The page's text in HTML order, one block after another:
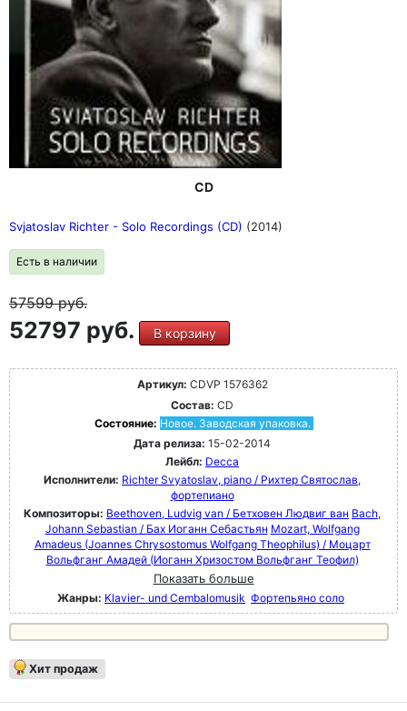
CD
Svjatoslav Richter - Solo Recordings (CD) (2014)
Есть в наличии
57599руб.
52797 руб. В корзину
Артикул: CDVP 1576362
Состав: CD
Состояние: Новое. Заводская упаковка.
Дата релиза: 15-02-2014
Лейбл: Decca
Исполнители: Richter Svyatoslav, piano / Рихтер Святослав,
фортепиано
Композиторы: Beethoven, Ludvig van / Бетховен Людвиг ван Bach,
Johann Sebastian / Бах Иоганн Себастьян Mozart, Wolfgang
Amadeus (Joannes Chrysostomus Wolfgang Theophilus) / Моцарт
Вольфганг Амадей (Иоганн Хризостом Вольфганг Теофил)
Показать больше
Жанры: Klavier- und Cembalomusik Фортепьяно соло
Хит продаж